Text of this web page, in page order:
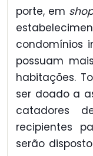
porte, em
condomínios
possuam
habitações.
ser doado a
catadores
recipientes
serão